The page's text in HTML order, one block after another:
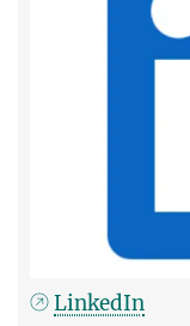
LinkedIn